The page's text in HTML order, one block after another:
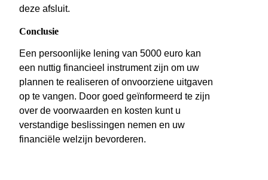
deze afsluit.
Conclusie
Een persoonlijke lening van 5000 euro kan
een nuttig financieel instrument zijn om uw
plannen te realiseren of onvoorziene uitgaven
op te vangen. Door goed geïnformeerd te zijn
over de voorwaarden en kosten kunt u
verstandige beslissingen nemen en uw
financiële welzijn bevorderen.